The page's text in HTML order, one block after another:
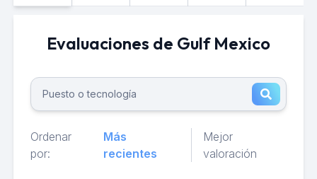
Evaluaciones de Gulf Mexico
Ordenar
por:
Más
recientes
Mejor
valoración